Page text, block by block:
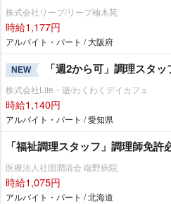
株式会社リープ/リープ楠木苑
時給1,177円
アルバイト・パート / 大阪府
NEW 「週2から可」調理スタ
株式会社Life・遊/わくわくデイカフェ
時給1,140円
アルバイト・パート / 愛知県
「福祉調理スタッフ」調理師免許
医療法人社団潤清会 端野病院
時給1,075円
アルバイト・パート / 北海道